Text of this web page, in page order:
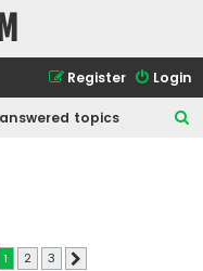
Login
Register
topics
1 2 3